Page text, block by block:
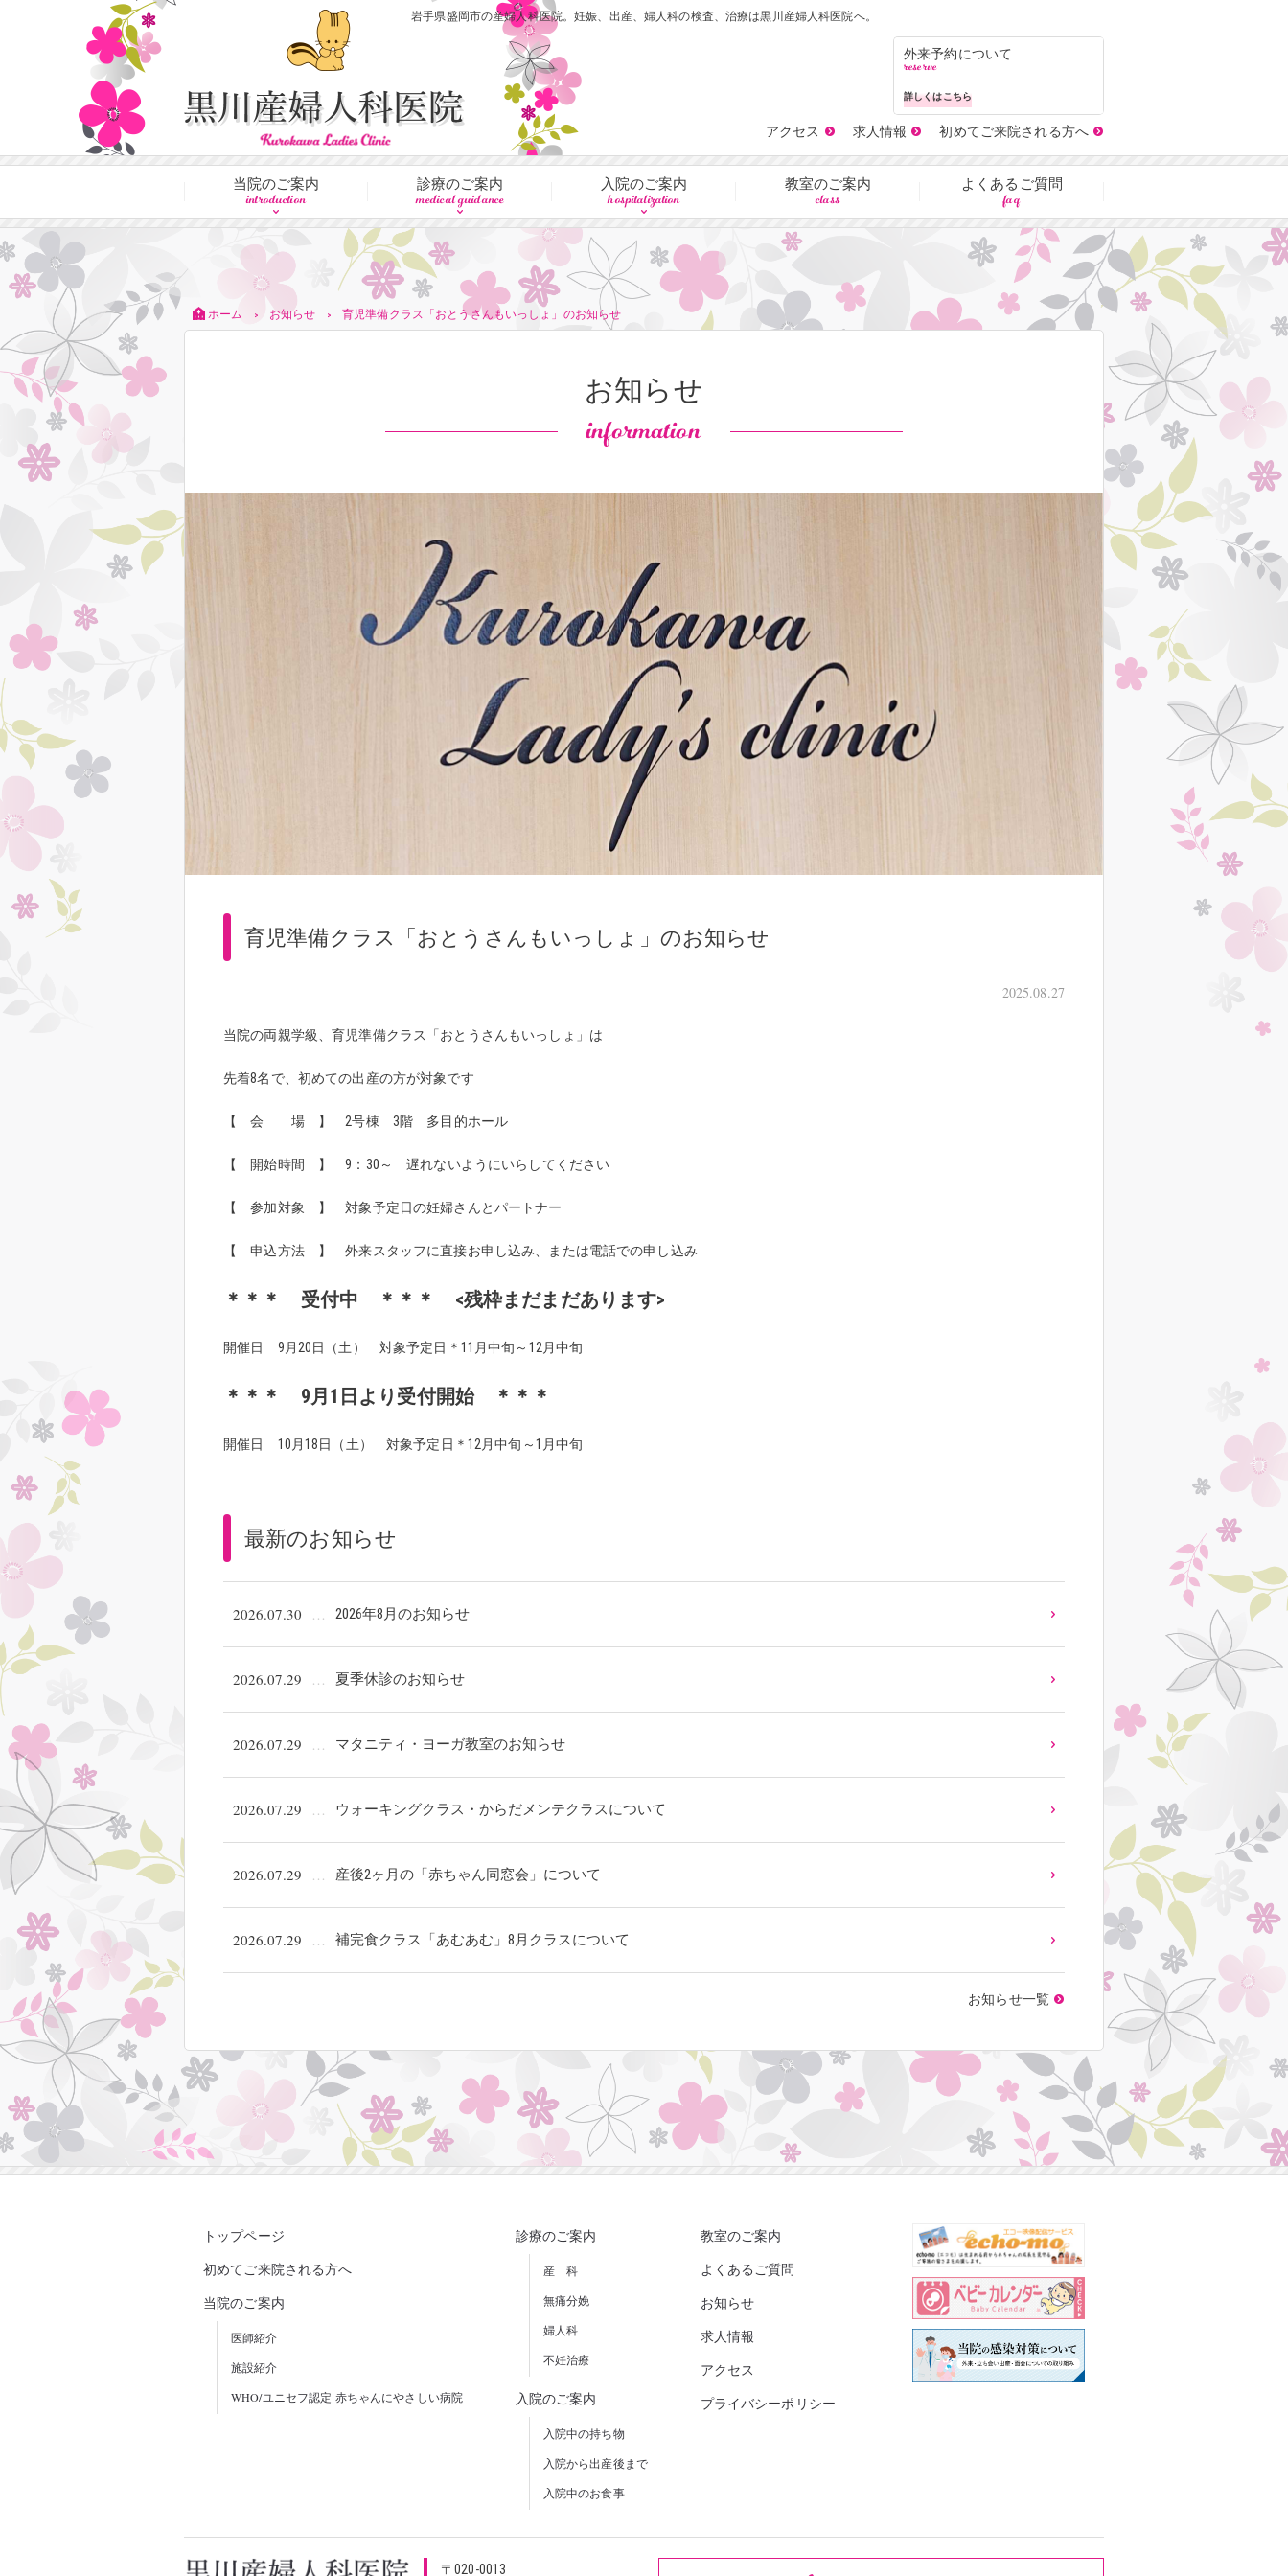
岩手県盛岡市の産婦人科医院。妊娠、出産、婦人科の検査、治療は黒川産婦人科医院へ。
外来予約について
reserve
詳しくはこちら
アクセス 求人情報 初めてご来院される方へ
当院のご案内
introduction
診療のご案内
medical guidance
入院のご案内
hospitalization
教室のご案内
class
よくあるご質問
faq
ホーム > お知らせ > 育児準備クラス「おとうさんもいっしょ」のお知らせ
お知らせ
information
育児準備クラス「おとうさんもいっしょ」のお知らせ
2025.08.27
当院の両親学級、育児準備クラス「おとうさんもいっしょ」は
先着8名で、初めての出産の方が対象です
【 会 場 】 2号棟 3階 多目的ホール
【 開始時間 】 9：30～ 遅れないようにいらしてください
【 参加対象 】 対象予定日の妊婦さんとパートナー
【 申込方法 】 外来スタッフに直接お申し込み、または電話での申し込み
＊＊＊ 受付中 ＊＊＊ <残枠まだまだあります>
開催日 9月20日（土） 対象予定日＊11月中旬～12月中旬
＊＊＊ 9月1日より受付開始 ＊＊＊
開催日 10月18日（土） 対象予定日＊12月中旬～1月中旬
最新のお知らせ
2026.07.30 2026年8月のお知らせ
2026.07.29 夏季休診のお知らせ
2026.07.29 マタニティ・ヨーガ教室のお知らせ
2026.07.29 ウォーキングクラス・からだメンテクラスについて
2026.07.29 産後2ヶ月の「赤ちゃん同窓会」について
2026.07.29 補完食クラス「あむあむ」8月クラスについて
お知らせ一覧
トップページ
初めてご来院される方へ
当院のご案内
医師紹介
施設紹介
WHO/ユニセフ認定 赤ちゃんにやさしい病院
診療のご案内
産 科
無痛分娩
婦人科
不妊治療
入院のご案内
入院中の持ち物
入院から出産後まで
入院中のお食事
教室のご案内
よくあるご質問
お知らせ
求人情報
アクセス
プライバシーポリシー
〒020-0013